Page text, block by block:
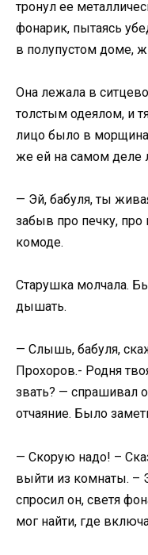
тронул ее
фонарик, пытаясь
в полупустом доме,
Она лежала в
толстым одеялом, и
лицо было в
же ей на самом деле
— Эй, бабуля, ты
забыв про печку, про
комоде.
Старушка молчала.
дышать.
— Слышь, бабуля,
Прохоров.- Родня
звать? — спрашивал
отчаяние. Было
— Скорую надо! –
выйти из комнаты. –
спросил он, светя
мог найти, где